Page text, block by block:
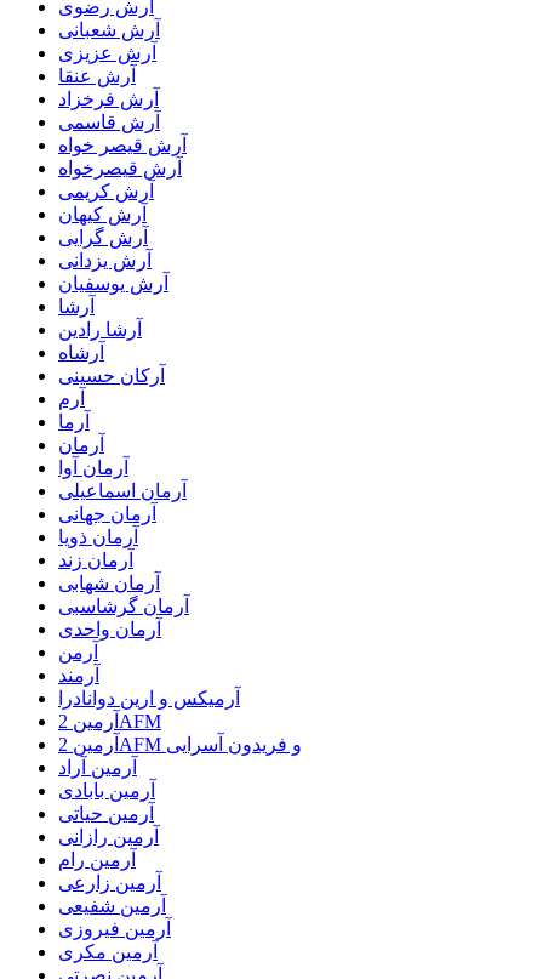
آرش رضوی
آرش شعبانی
آرش عزیزی
آرش عنقا
آرش فرخزاد
آرش قاسمی
آرش قیصر خواه
آرش قیصرخواه
آرش کریمی
آرش کیهان
آرش گرایی
آرش یزدانی
آرش یوسفیان
آرشا
آرشا رادین
آرشاه
آرکان حسینی
آرم
آرما
آرمان
آرمان آوا
آرمان اسماعیلی
آرمان جهانی
آرمان ذویا
آرمان زند
آرمان شهابی
آرمان گرشاسبی
آرمان واحدی
آرمن
آرمند
آرمیکس و ارین دوانادرا
آرمین 2AFM
آرمین 2AFM و فریدون آسرایی
آرمین آراد
آرمین بابادی
آرمین حیاتی
آرمین رازانی
آرمین رام
آرمین زارعی
آرمین شفیعی
آرمین فیروزی
آرمین مکری
آرمین نصرتی